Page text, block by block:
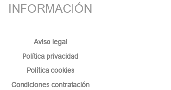
INFORMACIÓN
Aviso legal
Política privacidad
Política cookies
Condiciones contratación